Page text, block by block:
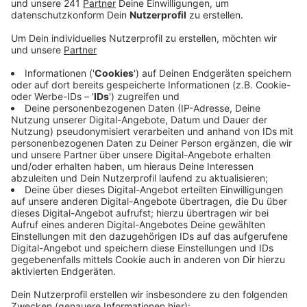
gedacht. Fahren dürfen dort in beiden Richtungen
nur Busse oder Radfahrer.
Anzeige
Die rund 1,1 Kilometer lange Umweltspur soll erstmal
getestet werden, die Verwaltung schlägt zur
Beurteilung einen Vekehrsversuch über mindestens 10
Monate vor. Wann der Test starten soll, steht noch
nicht fest, möglich wäre aber Anfang 2022.
Die Industrie- und Handelskammer Bonn/Rhein-Sieg
befürchtet durch die Entscheidung Staus und Lärm.
Die Umweltspur ginge zu Lasten von Autos und LKW,
die 95% des Verkehrs auf dem Hermann-Wandersleb-
Ring ausmachen würden.MF